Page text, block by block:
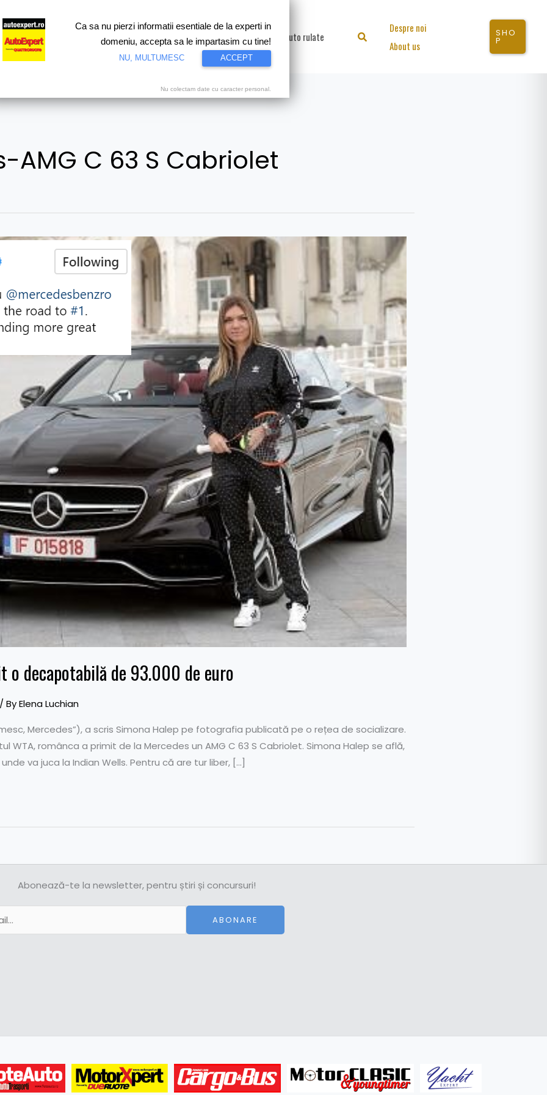
Test drive Motorsport Proiecte speciale Video Auto rulate Search
Despre noi
About us
SHO
P
AMG C 63 S Cabriolet
o decapotabilă de 93.000 de euro
/ ByElena Luchian
Mercedes”), a scris Simona Halep pe fotografia publicată pe o rețea de socializare.
WTA, românca a primit de la Mercedes un AMG C 63 S Cabriolet. Simona Halep se află,
va juca la Indian Wells. Pentru că are tur liber, […]
Abonează-te la newsletter, pentru știri și concursuri!
ABONARE
Ca sa nu pierzi informatii esentiale de la experti in
domeniu, accepta sa le impartasim cu tine!
NU, MULTUMESC ACCEPT
Nu colectam date cu caracter personal.